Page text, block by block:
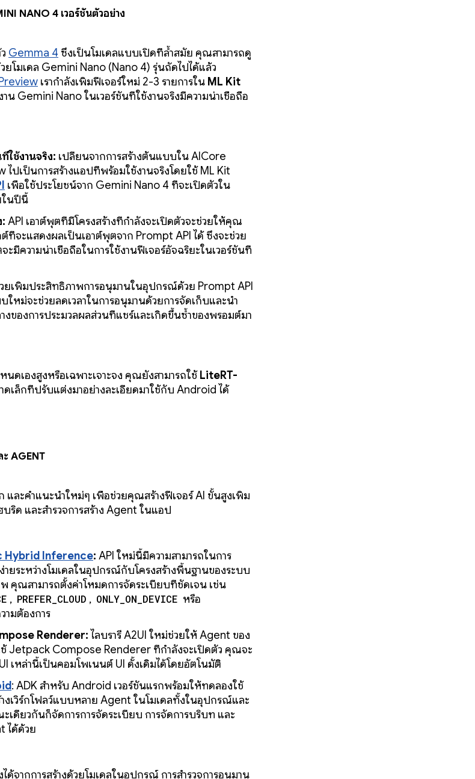
Nano 4 เวอร์ชันตัวอย่าง
Gemma 4 ซึ่งเป็นโมเดลแบบเปิดที่ล้ำสมัย คุณสามารถดู
ยโมเดล Gemini Nano (Nano 4) รุ่นถัดไปได้แล้ว
เรากำลังเพิ่มฟีเจอร์ใหม่ 2-3 รายการใน ML Kit
าน Gemini Nano ในเวอร์ชันที่ใช้งานจริงมีความน่าเชื่อถือ
ใช้งานจริง: เปลี่ยนจากการสร้างต้นแบบใน AICore
ปเป็นการสร้างแอปที่พร้อมใช้งานจริงโดยใช้ ML Kit
เพื่อใช้ประโยชน์จาก Gemini Nano 4 ที่จะเปิดตัวใน
ในปีนี้
API เอาต์พุตที่มีโครงสร้างที่กำลังจะเปิดตัวจะช่วยให้คุณ
ที่จะแสดงผลเป็นเอาต์พุตจาก Prompt API ได้ ซึ่งจะช่วย
ะมีความน่าเชื่อถือในการใช้งานฟีเจอร์อัจฉริยะในเวอร์ชันที่
ยเพิ่มประสิทธิภาพการอนุมานในอุปกรณ์ด้วย Prompt API
ใหม่จะช่วยลดเวลาในการอนุมานด้วยการจัดเก็บและนำ
งของการประมวลผลส่วนที่แชร์และเกิดขึ้นซ้ำของพรอมต์มา
ดเองสูงหรือเฉพาะเจาะจง คุณยังสามารถใช้ LiteRT-
ดเล็กที่ปรับแต่งมาอย่างละเอียดมาใช้กับ Android ได้
ะ Agent
ก และคำแนะนำใหม่ๆ เพื่อช่วยคุณสร้างฟีเจอร์ AI ขั้นสูงเพิ่ม
ริด และสำรวจการสร้าง Agent ในแอป
Hybrid Inference: API ใหม่นี้มีความสามารถในการ
ายระหว่างโมเดลในอุปกรณ์กับโครงสร้างพื้นฐานของระบบ
คุณสามารถตั้งค่าโหมดการจัดระเบียบที่ชัดเจน เช่น
, PREFER_CLOUD , ONLY_ON_DEVICE หรือ
ามต้องการ
Renderer: ไลบรารี A2UI ใหม่ช่วยให้ Agent ของ
Jetpack Compose Renderer ที่กำลังจะเปิดตัว คุณจะ
เหล่านี้เป็นคอมโพเนนต์ UI ดั้งเดิมได้โดยอัตโนมัติ
: ADK สำหรับ Android เวอร์ชันแรกพร้อมให้ทดลองใช้
งเวิร์กโฟลว์แบบหลาย Agent ในโมเดลทั้งในอุปกรณ์และ
เดียวกันก็จัดการการจัดระเบียบ การจัดการบริบท และ
ได้ด้วย
ด้จากการสร้างด้วยโมเดลในอุปกรณ์ การสำรวจการอนุมาน